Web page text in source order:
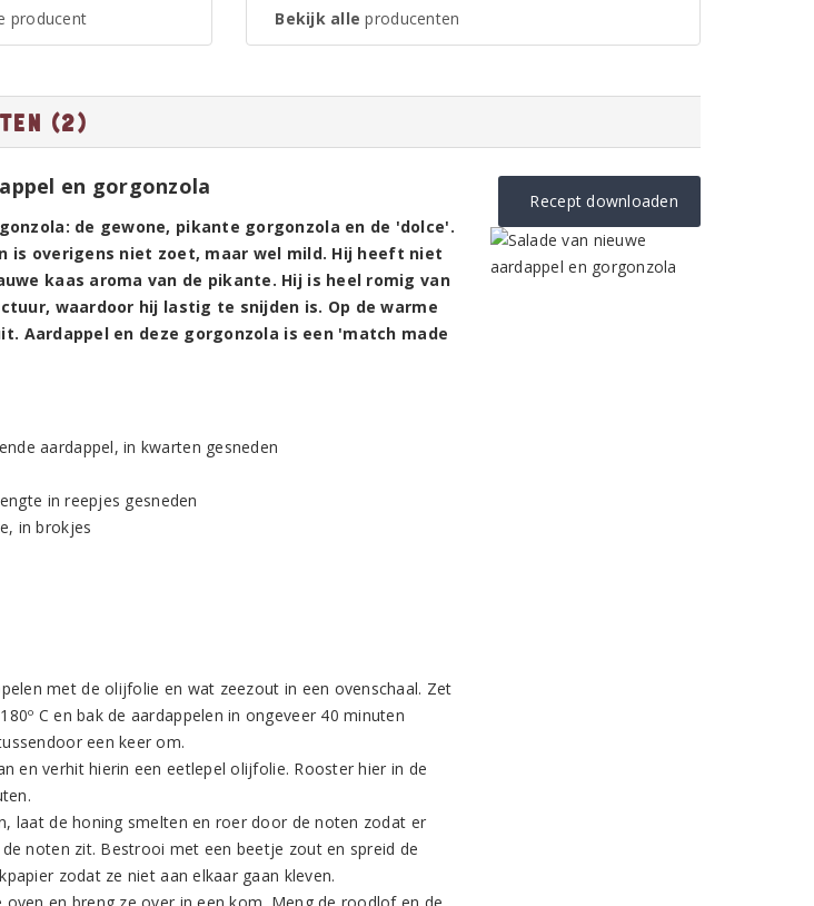
producent Bekijk alle producenten
(2)
en gorgonzola
de gewone, pikante gorgonzola en de 'dolce'.
is overigens niet zoet, maar wel mild. Hij heeft niet
kaas aroma van de pikante. Hij is heel romig van
waardoor hij lastig te snijden is. Op de warme
Aardappel en deze gorgonzola is een 'match made
aardappel, in kwarten gesneden
in reepjes gesneden
in brokjes
met de olijfolie en wat zeezout in een ovenschaal. Zet
C en bak de aardappelen in ongeveer 40 minuten
een keer om.
en verhit hierin een eetlepel olijfolie. Rooster hier in de
laat de honing smelten en roer door de noten zodat er
noten zit. Bestrooi met een beetje zout en spreid de
zodat ze niet aan elkaar gaan kleven.
Recept downloaden